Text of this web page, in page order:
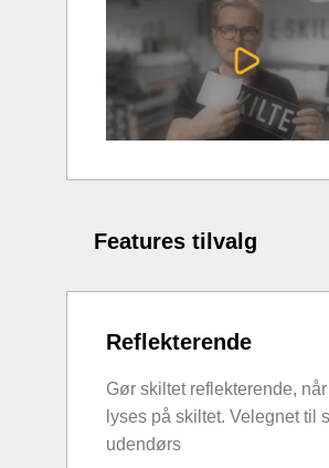
Features tilvalg
Reflekterende
Gør skiltet reflekterende,
lyses på skiltet. Velegnet til
udendørs